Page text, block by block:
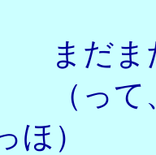
だ駆
、私
ほ）